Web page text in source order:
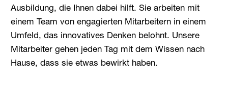
Ausbildung, die Ihnen dabei hilft. Sie arbeiten mit
einem Team von engagierten Mitarbeitern in einem
Umfeld, das innovatives Denken belohnt. Unsere
Mitarbeiter gehen jeden Tag mit dem Wissen nach
Hause, dass sie etwas bewirkt haben.